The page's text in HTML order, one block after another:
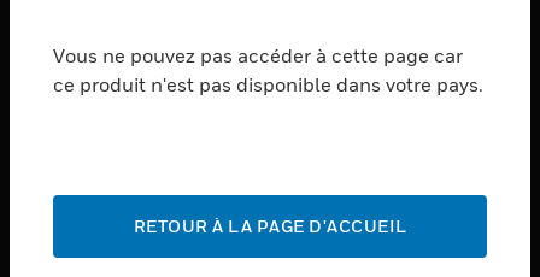
toggle view
SERVICES
toggle view
toggle view
Vous ne pouvez pas accéder à cette page car
ce produit n'est pas disponible dans votre pays.
RETOUR À LA PAGE D'ACCUEIL